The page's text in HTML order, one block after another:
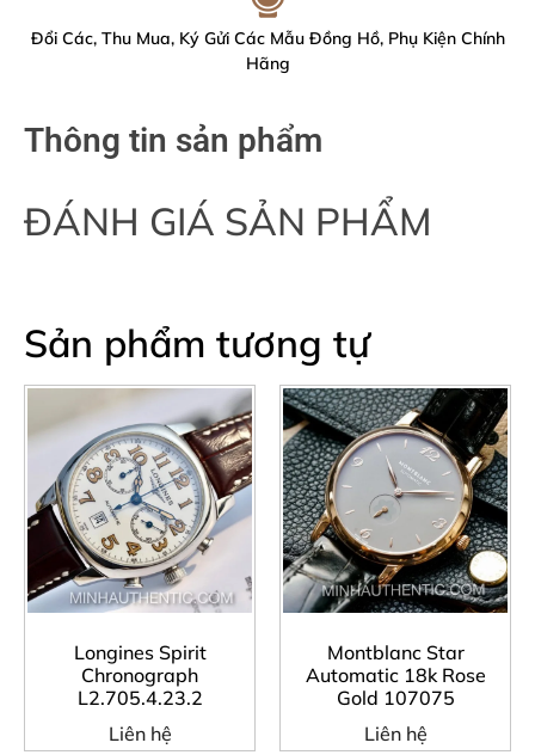
Đổi Các, Thu Mua, Ký Gửi Các Mẫu Đồng Hồ, Phụ Kiện Chính
Hãng
Thông tin sản phẩm
ĐÁNH GIÁ SẢN PHẨM
Sản phẩm tương tự
Longines Spirit
Chronograph
L2.705.4.23.2
Liên hệ
Montblanc Star
Automatic 18k Rose
Gold 107075
Liên hệ